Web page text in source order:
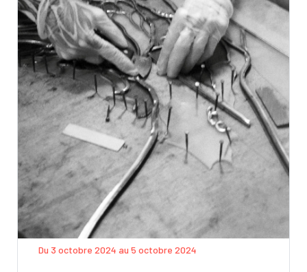
Du 3 octobre 2024 au 5 octobre 2024